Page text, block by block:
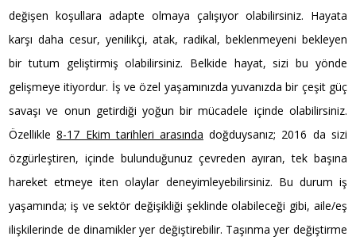
değişen koşullara adapte olmaya çalışıyor olabilirsiniz. Hayata
karşı daha cesur, yenilikçi, atak, radikal, beklenmeyeni bekleyen
bir tutum geliştirmiş olabilirsiniz. Belkide hayat, sizi bu yönde
gelişmeye itiyordur. İş ve özel yaşamınızda yuvanızda bir çeşit güç
savaşı ve onun getirdiği yoğun bir mücadele içinde olabilirsiniz.
Özellikle8-17 Ekim tarihleri arasında doğduysanız; 2016 da sizi
özgürleştiren, içinde bulunduğunuz çevreden ayıran, tek başına
hareket etmeye iten olaylar deneyimleyebilirsiniz. Bu durum iş
yaşamında; iş ve sektör değişikliği şeklinde olabileceği gibi, aile/eş
ilişkilerinde de dinamikler yer değiştirebilir. Taşınma yer değiştirme